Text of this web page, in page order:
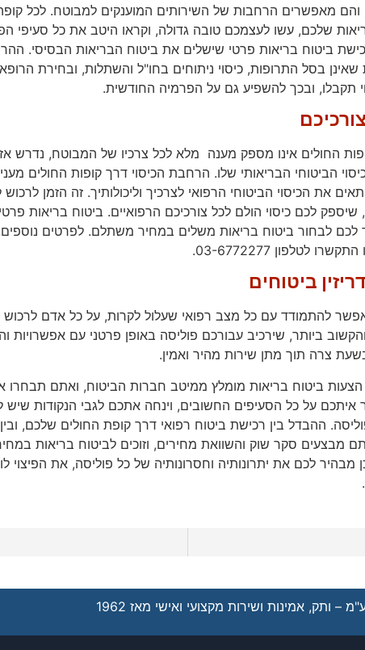
והם מאפשרים הרחבות של השירותים המוענקים למבוטח. לכל
שלכם, עשו לעצמכם טובה גדולה, וקראו היטב את כל סעיפי
ביטוח בריאות פרטי שישלים את ביטוח הבריאות הבסיסי.
שאינן בסל התרופות, כיסוי ניתוחים בחו"ל והשתלות, ובחירת
תקבלו, ובכך להשפיע גם על הפרמיה החודשית.
החולים אינו מספק מענה מלא לכל צרכיו של המבוטח, נדרש
הביטוחי הבריאותי שלו. הרחבת הכיסוי דרך קופות החולים
את הכיסוי הביטוחי הרפואי לצרכיך וליכולותיך. זה הזמן לרכוש
לכם כיסוי הולם לכל צורכיכם הרפואיים. ביטוח בריאות
לכם לבחור ביטוח בריאות משלים במחיר משתלם. לפרטים
03-6772277.
ביטוחים
להתמודד עם כל מצב רפואי שעלול לקרות, על כל אדם לרכוש
ביותר, שירכיב עבורכם פוליסה באופן פרטני עם אפשרויות
צרה תוך מתן שירות מהיר ואמין.
הצעות ביטוח בריאות מומלץ ממיטב חברות הביטוח, ואתם
איתכם על כל הסעיפים החשובים, וינחה אתכם לגבי הנקודות שיש
ההבדל בין רכישת ביטוח רפואי דרך קופת החולים שלכם,
סקר שוק והשוואת מחירים, וזוכים לביטוח בריאות
מבהיר לכם את יתרונותיה וחסרונותיה של כל פוליסה, את הפיצוי
ותק, אמינות ושירות מקצועי ואישי מאז 1962